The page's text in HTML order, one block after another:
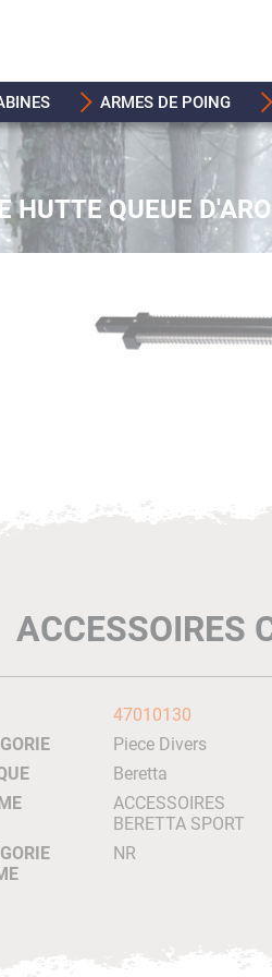
ARMES DE POING
HUTTE QUEUE
ACCESSOIRES
47010130
Piece Divers
Beretta
ACCESSOIRES
BERETTA SPORT
NR